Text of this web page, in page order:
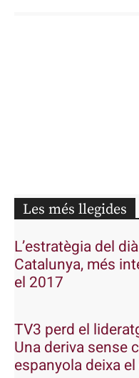
Les més llegides
L’estratègia del
Catalunya, més
el 2017
TV3 perd el
Una deriva sense
espanyola deixa